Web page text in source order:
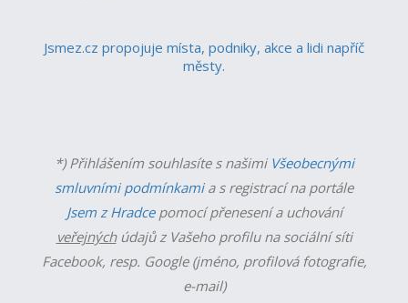
Jsmez.cz propojuje místa, podniky, akce a lidi napříč
městy.
*) Přihlášením souhlasíte s našimi Všeobecnými
smluvními podmínkamia s registrací na portále
Jsem z Hradcepomocí přenesení a uchování
veřejnýchúdajů z Vašeho profilu na sociální síti
Facebook, resp. Google (jméno, profilová fotografie,
e-mail)